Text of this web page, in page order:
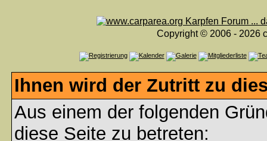
Copyright © 2006 - 2026
Ihnen wird der Zutritt zu
Aus einem der folgenden
diese Seite zu betreten: